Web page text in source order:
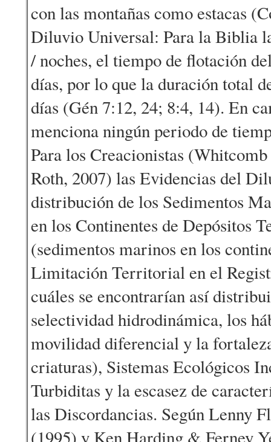
con las montañas como estacas
Diluvio Universal: Para la Biblia
/ noches, el tiempo de flotación
días, por lo que la duración total
días (Gén 7:12, 24; 8:4, 14). En
menciona ningún periodo de
Para los Creacionistas
Roth, 2007) las Evidencias del
distribución de los Sedimentos
en los Continentes de Depósitos
(sedimentos marinos en los
Limitación Territorial en el
cuáles se encontrarían así
selectividad hidrodinámica, los
movilidad diferencial y la
criaturas), Sistemas Ecológicos
Turbiditas y la escasez de
las Discordancias. Según Lenny
(1995) y Ken Harding & Ferney